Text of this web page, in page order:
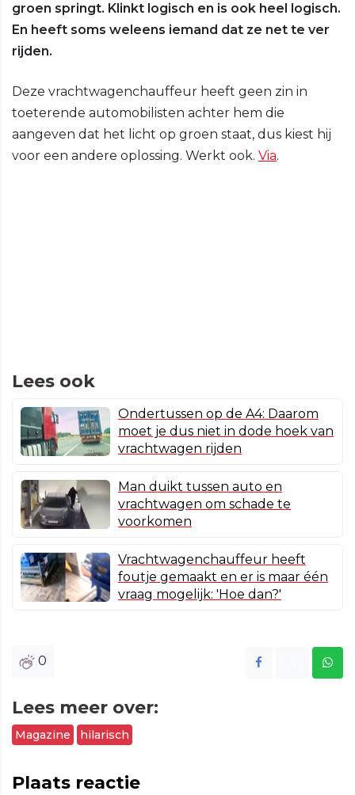
groen springt. Klinkt logisch en is ook heel logisch.
En heeft soms weleens iemand dat ze net te ver
rijden.
Deze vrachtwagenchauffeur heeft geen zin in
toeterende automobilisten achter hem die
aangeven dat het licht op groen staat, dus kiest hij
voor een andere oplossing. Werkt ook. Via.
Lees ook
Ondertussen op de A4: Daarom
moet je dus niet in dode hoek van
vrachtwagen rijden
Man duikt tussen auto en
vrachtwagen om schade te
voorkomen
Vrachtwagenchauffeur heeft
foutje gemaakt en er is maar één
vraag mogelijk: 'Hoe dan?'
0
Lees meer over:
Magazine hilarisch
Plaats reactie